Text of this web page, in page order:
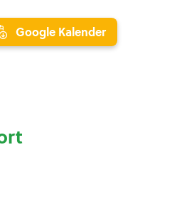
Google Kalender